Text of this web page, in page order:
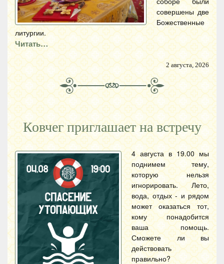
совершены две
Божественные
литургии.
Читать…
2 августа, 2026
Ковчег приглашает на встречу
4 августа в 19.00 мы
поднимем тему,
которую нельзя
игнорировать. Лето,
вода, отдых - и рядом
может оказаться тот,
кому понадобится
ваша помощь.
Сможете ли вы
действовать
правильно?